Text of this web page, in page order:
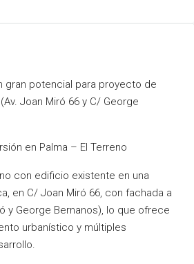
gran potencial para proyecto de
Joan Miró 66 y C/ George
en Palma – El Terreno
con edificio existente en una
en C/ Joan Miró 66, con fachada a
y George Bernanos), lo que ofrece
urbanístico y múltiples